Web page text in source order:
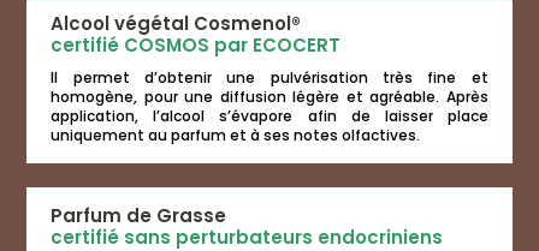
Alcool végétal Cosmenol®
certifié COSMOS par ECOCERT
Il permet d’obtenir une pulvérisation très fine et
homogène, pour une diffusion légère et agréable. Après
application, l’alcool s’évapore afin de laisser place
uniquement au parfum et à ses notes olfactives.
Parfum de Grasse
certifié sans perturbateurs endocriniens